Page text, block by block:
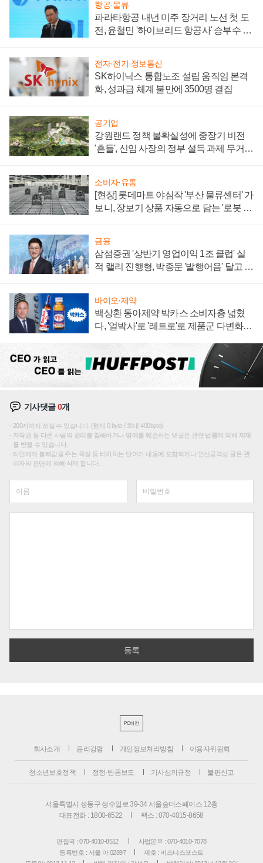
항공·물류
파라타항공 내년 미주 장거리 노선 첫 도
전, 윤철민 '하이브리드 항공사' 승부수 통
전자·전기·정보통신
SK하이닉스 통합노조 설립 움직임 본격
화, 성과급 체계 불만에 3500명 결집
공기업
강원랜드 정책 불확실성에 중장기 비전
'흔들', 신임 사장의 정부 설득 과제 무거워
소비자·유통
[현장] 롯데마트 야심작 '부산 물류센터' 가
보니, 장보기 상품 자동으로 담는 '로봇 40
금융
삼섬증권 '상반기 영업이익 1조 클럽' 실
적 랠리 진행형, 박종문 '발행어음' 달고 연
바이오·제약
백상환 동아제약 박카스 소비자층 넓혔
다, '얼박사'로 '레트로'로 제품군 다변화
기사댓글0개
200자까지 쓰실 수 있습니다. (현재 0 byte / 최대 400byte)
저작권 등 다른 사람의 권리를 침해하거나 명예를 훼손하는 댓글은 관련 법률에 의해 제재
를 받을 수 있습니다.
타인에게 불쾌감을 주는 욕설 등 비하하는 단어가 내용에 포함되거나 인신공격성 글은 관
리자의 판단에 의해 삭제 합니다.
PC버전
회사소개 윤리강령 개인정보처리방침 이용자위원회
청소년보호정책 정정·반론보도 기사심의규정 불편신고
서울특별시 성동구 성수일로 39-34 서울숲더스페이스 12층
대표전화 : 1800-6522
팩스 : 070-4015-8658
편집국 : 070-4010-8512
사업본부 : 070-4010-7078
등록번호 : 서울 아 02897
제호 : 비즈니스포스트